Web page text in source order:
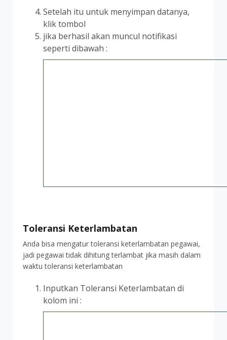
Setelah itu untuk menyimpan datanya,
klik tombol
jika berhasil akan muncul notifikasi
seperti dibawah :
Toleransi Keterlambatan
Anda bisa mengatur toleransi keterlambatan pegawai,
jadi pegawai tidak dihitung terlambat jika masih dalam
waktu toleransi keterlambatan
Inputkan Toleransi Keterlambatan di
kolom ini :